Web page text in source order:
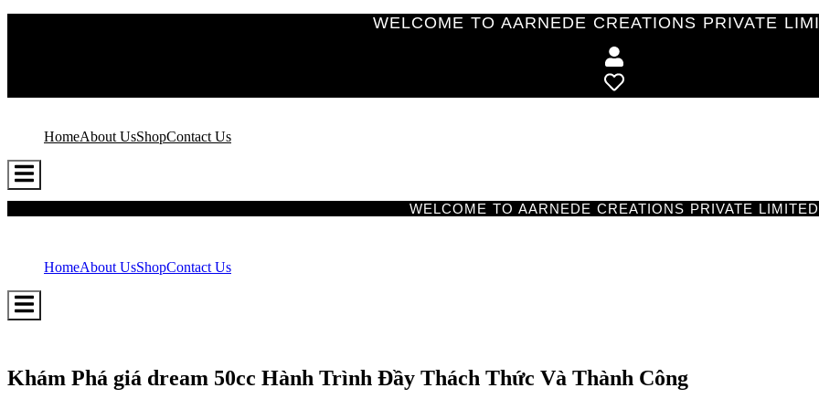
WELCOME TO AARNEDE CREATIONS PRIVATE
HomeAbout UsShopContact Us
Hamburger
Toggle
WELCOME TO AARNEDE CREATIONS PRIVATE LIMITED
HomeAbout UsShopContact Us
Hamburger
Toggle
Khám Phá giá dream 50cc Hành Trình Đầy Thách Thức Và Thành Công